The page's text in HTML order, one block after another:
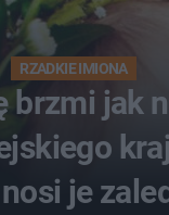
RZADKIE IMIONA
brzmi jak
je